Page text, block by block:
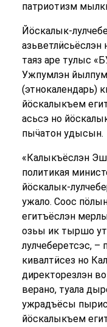
патриотизм
Йӧскалык-
таяз аре тулыс
Ужпумлэн
(этнокалендарь)
йӧскалыкъем
асьсэ но
пыӵатон удысын.
«Калыкъёслэн
политикая
йӧскалык-
ужало. Соос
егитъёслэн
озьы ик тыршо
лулчеберетсэс, –
кивалтӥсез но
директорезлэн
верано, туала
ужрадъёсы
йӧскалыкъем